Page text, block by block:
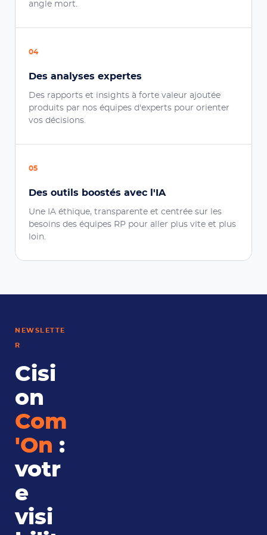
angle mort.
04
Des analyses expertes
Des rapports et insights à forte valeur ajoutée
produits par nos équipes d'experts pour orienter
vos décisions.
05
Des outils boostés avec l'IA
Une IA éthique, transparente et centrée sur les
besoins des équipes RP pour aller plus vite et plus
loin.
NEWSLETTE
R
Cisi
on
Com
'On :
votr
e
visi